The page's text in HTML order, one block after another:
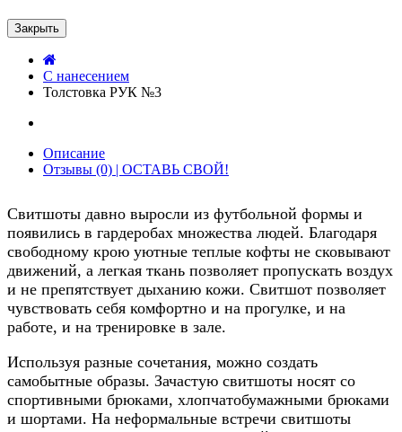
Закрыть
C нанесением
Толстовка РУК №3
Описание
Отзывы (0) | ОСТАВЬ СВОЙ!
Свитшоты давно выросли из футбольной формы и
появились в гардеробах множества людей. Благодаря
свободному крою уютные теплые кофты не сковывают
движений, а легкая ткань позволяет пропускать воздух
и не препятствует дыханию кожи. Свитшот позволяет
чувствовать себя комфортно и на прогулке, и на
работе, и на тренировке в зале.
Используя разные сочетания, можно создать
самобытные образы. Зачастую свитшоты носят со
спортивными брюками, хлопчатобумажными брюками
и шортами. На неформальные встречи свитшоты